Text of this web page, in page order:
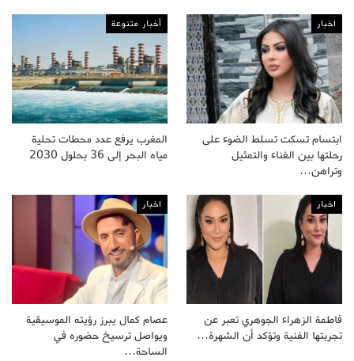
اخبار
ابتسام تسكت تسلط الضوء على
رحلتها بين الغناء والتمثيل
وتراهن…
أخبار متنوعة
المغرب يرفع عدد محطات تحلية
مياه البحر إلى 36 بحلول 2030
اخبار
فاطمة الزهراء الجوهري تعبر عن
تجربتها الفنية وتؤكد أن الشهرة…
اخبار
عصام كمال يبرز رؤيته الموسيقية
ويواصل ترسيخ حضوره في
الساحة…